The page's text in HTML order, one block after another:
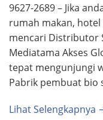
9627-2689 – Jika
rumah makan,
mencari Distributor
Mediatama Akses
tepat mengunjungi
Pabrik pembuat bio
Lihat Selengkapnya